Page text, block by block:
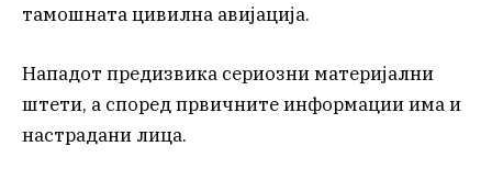
тамошната цивилна авијација.
Нападот предизвика сериозни материјални
штети, а според првичните информации има и
настрадани лица.